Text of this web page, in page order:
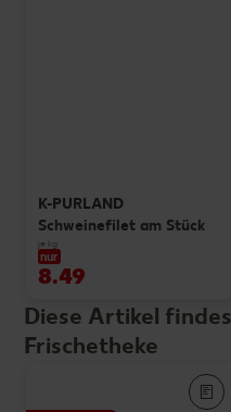
K-PURLAND
Schweinefilet am Stück
je kg
nur
8.49
Diese Artikel
Frischetheke